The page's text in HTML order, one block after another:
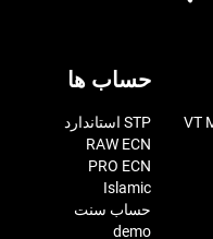
حساب ها
STP استاندارد
RAW ECN
PRO ECN
Islamic
حساب سنت
demo